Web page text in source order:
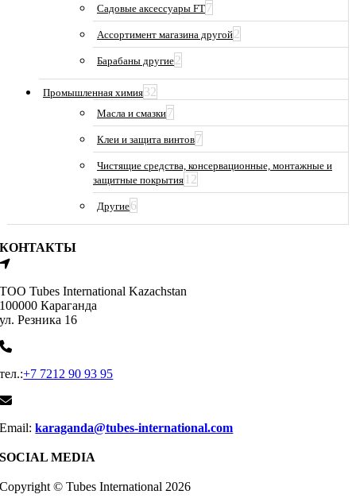
Садовые аксессуары FT7
Ассортимент магазина другой2
Барабаны другие2
Промышленная химия32
Масла и смазки7
Клеи и защита винтов7
Чистящие средства, консервационные, монтажные и
защитные покрытия 12
Другие6
КОНТАКТЫ
ТОО Tubes International Kazachstan
100000 Караганда
ул. Резника 16
тел.:+7 7212 90 93 95
Email:karaganda@tubes-international.com
SOCIAL MEDIA
Copyright © Tubes International 2026